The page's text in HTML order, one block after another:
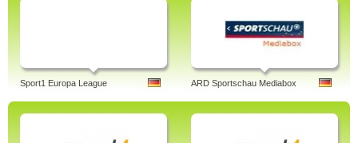
Sport1 Europa League ARD Sportschau Mediabox